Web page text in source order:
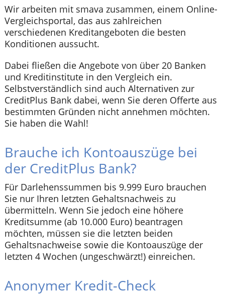
Wir arbeiten mit smava zusammen, einem Online-
Vergleichsportal, das aus zahlreichen
verschiedenen Kreditangeboten die besten
Konditionen aussucht.
Dabei fließen die Angebote von über 20 Banken
und Kreditinstitute in den Vergleich ein.
Selbstverständlich sind auch Alternativen zur
CreditPlus Bank dabei, wenn Sie deren Offerte aus
bestimmten Gründen nicht annehmen möchten.
Sie haben die Wahl!
Brauche ich Kontoauszüge bei
der CreditPlus Bank?
Für Darlehenssummen bis 9.999 Euro brauchen
Sie nur Ihren letzten Gehaltsnachweis zu
übermitteln. Wenn Sie jedoch eine höhere
Kreditsumme (ab 10.000 Euro) beantragen
möchten, müssen sie die letzten beiden
Gehaltsnachweise sowie die Kontoauszüge der
letzten 4 Wochen (ungeschwärzt!) einreichen.
Anonymer Kredit-Check